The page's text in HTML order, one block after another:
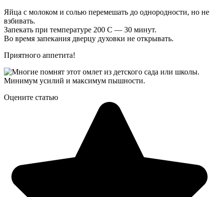
Яйца с молоком и солью перемешать до однородности, но не
взбивать.
Запекать при температуре 200 С — 30 минут.
Во время запекания дверцу духовки не открывать.
Приятного аппетита!
Оцените статью